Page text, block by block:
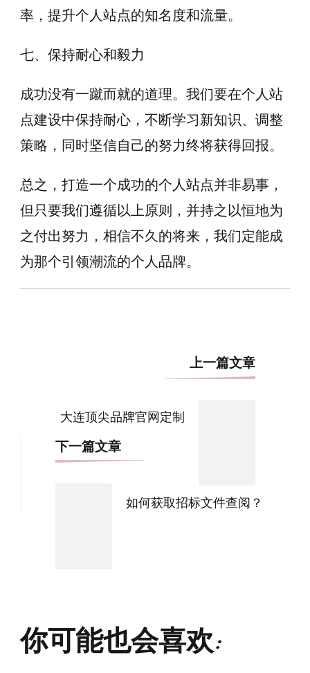
率，提升个人站点的知名度和流量。
七、保持耐心和毅力
成功没有一蹴而就的道理。我们要在个人站
点建设中保持耐心，不断学习新知识、调整
策略，同时坚信自己的努力终将获得回报。
总之，打造一个成功的个人站点并非易事，
但只要我们遵循以上原则，并持之以恒地为
之付出努力，相信不久的将来，我们定能成
为那个引领潮流的个人品牌。
导
上一篇文章
大连顶尖品牌官网定制
下一篇文章
如何获取招标文件查阅？
你可能也会喜欢: